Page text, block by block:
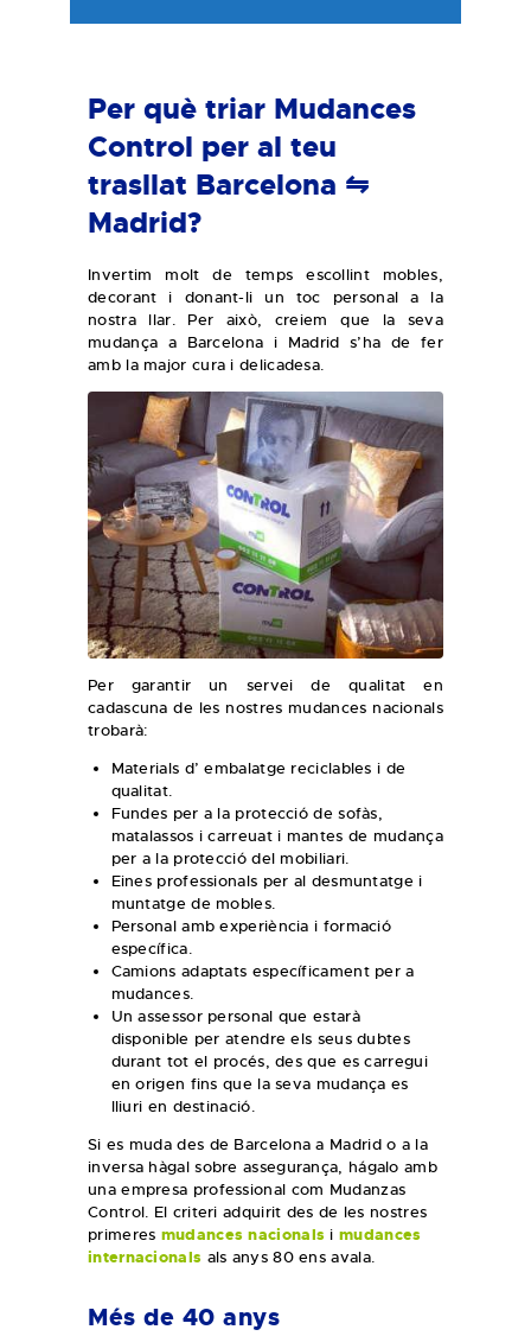
Per què triar Mudances
Control per al teu
trasllat Barcelona ⇋
Madrid?
Invertim molt de temps escollint mobles,
decorant i donant-li un toc personal a la
nostra llar. Per això, creiem que la seva
mudança a Barcelona i Madrid s’ha de fer
amb la major cura i delicadesa.
Per garantir un servei de qualitat en
cadascuna de les nostres mudances nacionals
trobarà:
Materials d’ embalatge reciclables i de
qualitat.
Fundes per a la protecció de sofàs,
matalassos i carreuat i mantes de mudança
per a la protecció del mobiliari.
Eines professionals per al desmuntatge i
muntatge de mobles.
Personal amb experiència i formació
específica.
Camions adaptats específicament per a
mudances.
Un assessor personal que estarà
disponible per atendre els seus dubtes
durant tot el procés, des que es carregui
en origen fins que la seva mudança es
lliuri en destinació.
Si es muda des de Barcelona a Madrid o a la
inversa hàgal sobre assegurança, hágalo amb
una empresa professional com Mudanzas
Control. El criteri adquirit des de les nostres
primeres mudances nacionals imudances
internacionals als anys 80 ens avala.
Més de 40 anys